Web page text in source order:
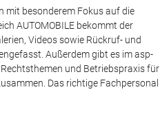
mit besonderem Fokus auf die
AUTOMOBILE bekommt der
Videos sowie Rückruf- und
Außerdem gibt es im asp-
und Betriebspraxis für
Das richtige Fachpersonal